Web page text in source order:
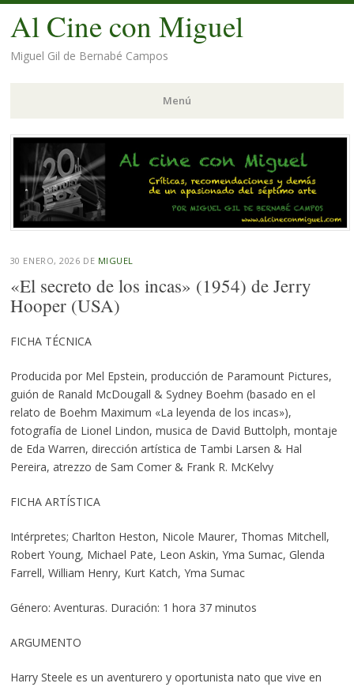
Al Cine con Miguel
Miguel Gil de Bernabé Campos
Menú
Saltar
contenido.
30 ENERO, 2026 DE MIGUEL
«El secreto de los incas» (1954) de Jerry
Hooper (USA)
FICHA TÉCNICA
Producida por Mel Epstein, producción de Paramount Pictures,
guión de Ranald McDougall & Sydney Boehm (basado en el
relato de Boehm Maximum «La leyenda de los incas»),
fotografía de Lionel Lindon, musica de David Buttolph, montaje
de Eda Warren, dirección artística de Tambi Larsen & Hal
Pereira, atrezzo de Sam Comer & Frank R. McKelvy
FICHA ARTÍSTICA
Intérpretes; Charlton Heston, Nicole Maurer, Thomas Mitchell,
Robert Young, Michael Pate, Leon Askin, Yma Sumac, Glenda
Farrell, William Henry, Kurt Katch, Yma Sumac
Género: Aventuras. Duración: 1 hora 37 minutos
ARGUMENTO
Harry Steele es un aventurero y oportunista nato que vive en